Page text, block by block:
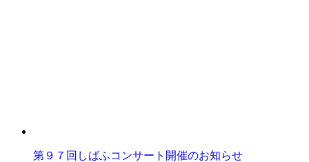
第９７回しばふコンサート開催のお知らせ